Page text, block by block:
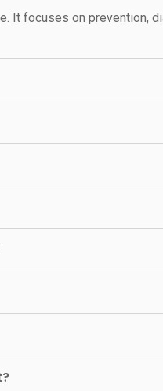
focuses on prevention,